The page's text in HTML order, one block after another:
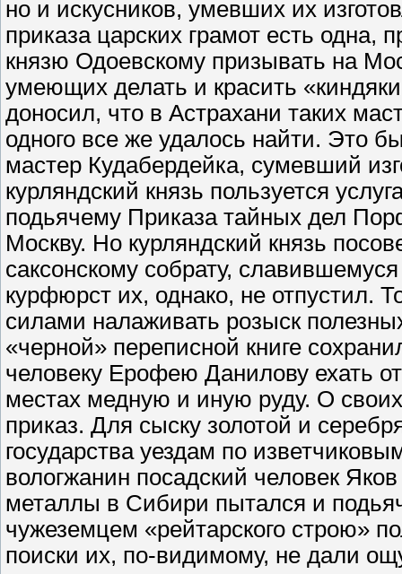
но и искусников, умевших их
приказа царских грамот есть
князю Одоевскому призывать на
умеющих делать и красить
доносил, что в Астрахани таких
одного все же удалось найти. Это
мастер Кудабердейка, сумевший
курляндский князь пользуется
подьячему Приказа тайных дел
Москву. Но курляндский князь
саксонскому собрату,
курфюрст их, однако, не отпустил.
силами налаживать розыск
«черной» переписной книге
человеку Ерофею Данилову ехать
местах медную и иную руду. О
приказ. Для сыску золотой и
государства уездам по
вологжанин посадский человек
металлы в Сибири пытался и
чужеземцем «рейтарского строю»
поиски их, по-видимому, не дали